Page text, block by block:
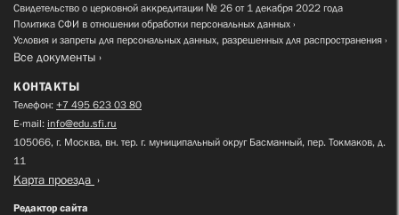
Свидетельство о церковной аккредитации № 26 от 1 декабря 2022 года
Политика СФИ в отношении обработки персональных данных
Условия и запреты для персональных данных, разрешенных для распространения
Все документы
КОНТАКТЫ
Телефон: +7 495 623 03 80
E-mail: info@edu.sfi.ru
105066, г. Москва, вн. тер. г. муниципальный округ Басманный, пер. Токмаков, д.
11
Карта проезда
Редактор сайта